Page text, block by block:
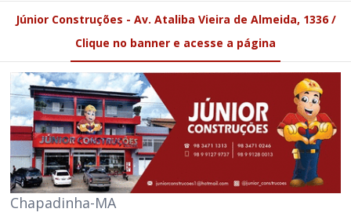
Júnior Construções - Av. Ataliba Vieira de Almeida, 1336 /
Clique no banner e acesse a página
Chapadinha-MA